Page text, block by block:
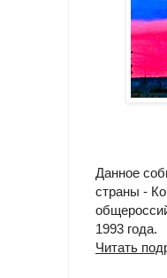
Данное
страны -
1993 года.
Читать